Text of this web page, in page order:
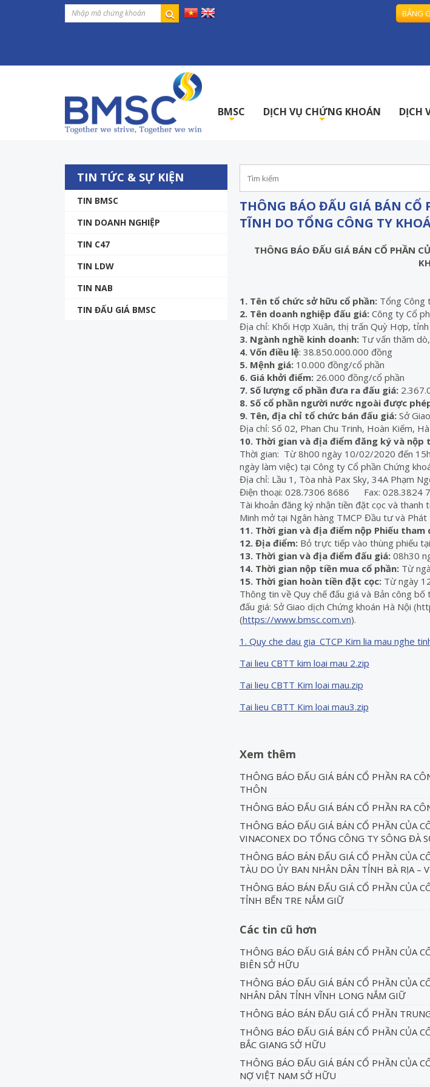
BẢNG
BMSC DỊCH VỤ CHỨNG KHOÁN DỊCH
TIN TỨC & SỰ KIỆN
TIN BMSC
TIN DOANH NGHIỆP
TIN C47
TIN LDW
TIN NAB
TIN ĐẤU GIÁ BMSC
THÔNG BÁO ĐẤU GIÁ BÁN CỔ
TĨNH DO TỔNG CÔNG TY
THÔNG BÁO ĐẤU GIÁ BÁN CỔ PHẦN
1. Tên tổ chức sở hữu cổ phần: Tổng Công
2. Tên doanh nghiệp đấu giá: Công ty Cổ
Địa chỉ: Khối Hợp Xuân, thị trấn Quỳ Hợp, tỉnh
3. Ngành nghề kinh doanh:Tư vấn thăm dò,
4. Vốn điều lệ: 38.850.000.000 đồng
5. Mệnh giá: 10.000 đồng/cổ phần
6. Giá khởi điểm:26.000 đồng/cổ phần
7. Số lượngcổ phần đưa ra đấu giá:
8. Số cổ phần người nước ngoài được
9. Tên, địa chỉ tổ chức bán đấu giá:Sở
Địa chỉ: Số 02, Phan Chu Trinh, Hoàn Kiếm,
10. Thời gian và địa điểm đăng ký và nộp
Thời gian: Từ 8h00 ngày 10/02/2020 đến
ngày làm việc) tại Công ty Cổ phần Chứng
Địa chỉ: Lầu 1, Tòa nhà Pax Sky, 34A Phạm
Điện thoại: 028.7306 8686 Fax: 028.3824
Tài khoản đăng ký nhận tiền đặt cọc và thanh
Minh mở tại Ngân hàng TMCP Đầu tư và
11. Thời gian vàđịa điểm nộp Phiếu tham
12. Địa điểm:Bỏ trực tiếp vào thùng phiếu
13. Thời gian và địa điểm đấu giá:08h30
14. Thời gian nộp tiền mua cổ phần:Từ
15. Thời gian hoàn tiền đặt cọc:Từ ngày
Thông tin về Quy chế đấu giá và Bản công
đấu giá: Sở Giao dịch Chứng khoán Hà Nội
(https://www.bmsc.com.vn).
1. Quy che dau gia_CTCP Kim lia mau nghe
Tai lieu CBTT kim loai mau 2.zip
Tai lieu CBTT Kim loai mau.zip
Tai lieu CBTT Kim loai mau3.zip
Xem thêm
THÔNG BÁO ĐẤU GIÁ BÁN CỔ PHẦN RA
THÔN
THÔNG BÁO ĐẤU GIÁ BÁN CỔ PHẦN RA
THÔNG BÁO ĐẤU GIÁ BÁN CỔ PHẦN CỦA
VINACONEX DO TỔNG CÔNG TY SÔNG ĐÀ
THÔNG BÁO BÁN ĐẤU GIÁ CỔ PHẦN CỦA
TÀU DO ỦY BAN NHÂN DÂN TỈNH BÀ RỊA –
THÔNG BÁO BÁN ĐẤU GIÁ CỔ PHẦN CỦA
TỈNH BẾN TRE NẮM GIỮ
Các tin cũ hơn
THÔNG BÁO ĐẤU GIÁ BÁN CỔ PHẦN CỦA
BIÊN SỞ HỮU
THÔNG BÁO ĐẤU GIÁ BÁN CỔ PHẦN CỦA
NHÂN DÂN TỈNH VĨNH LONG NẮM GIỮ
THÔNG BÁO BÁN ĐẤU GIÁ CỔ PHẦN
THÔNG BÁO ĐẤU GIÁ BÁN CỔ PHẦN CỦA
BẮC GIANG SỞ HỮU
THÔNG BÁO ĐẤU GIÁ BÁN CỔ PHẦN CỦA
NỢ VIỆT NAM SỞ HỮU